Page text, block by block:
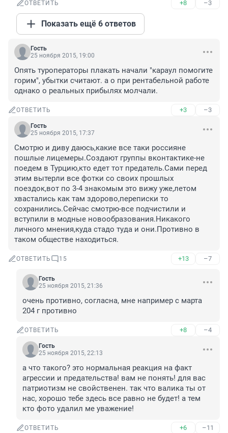
ОТВЕТИТЬ +8 –3
Показать ещё 6 ответов
Гость
25 ноября 2015, 19:00
Опять туроператоры плакать начали "караул помогите
горим", убытки считают. а о при рентабельной работе
однако о реальных прибылях молчали.
ОТВЕТИТЬ +3 –3
Гость
25 ноября 2015, 17:37
Смотрю и диву даюсь,какие все таки россияне
пошлые лицемеры.Создают группы вконтактике-не
поедем в Турцию,кто едет тот предатель.Сами перед
этим вытерли все фотки со своих прошлых
поездок,вот по 3-4 знакомым это вижу уже,летом
хвастались как там здорово,переписки то
сохранились.Сейчас смотрю-все подчистили и
вступили в модные новообразования.Никакого
личного мнения,куда стадо туда и они.Противно в
таком обществе находиться.
ОТВЕТИТЬ 15 +13 –7
Гость
25 ноября 2015, 21:36
очень противно, согласна, мне например с марта
204 г противно
ОТВЕТИТЬ +8 –4
Гость
25 ноября 2015, 22:13
а что такого? это нормальная реакция на факт
агрессии и предательства! вам не понять! для вас
патриотизм не свойственен. так что валика ты от
нас, хорошо тебе здесь все равно не будет! а тем
кто фото удалил ме уважение!
ОТВЕТИТЬ +6 –11